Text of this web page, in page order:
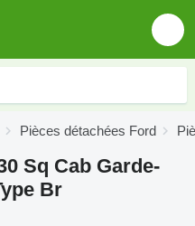
Pièces détachées Ford
Sq Cab Garde-
Br